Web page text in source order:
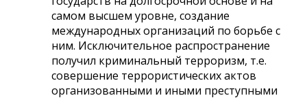
самом высшем уровне, создание
международных организаций по борьбе с
ним. Исключительное распространение
получил криминальный терроризм, т.е.
совершение террористических актов
организованными и иными преступными